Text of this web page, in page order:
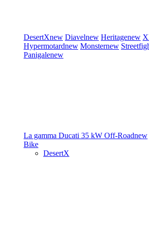
DesertXnew Diavelnew Heritagenew
Hypermotardnew Monsternew
Panigalenew
La gamma Ducati 35 kW Off-Roadnew
Bike
DesertX